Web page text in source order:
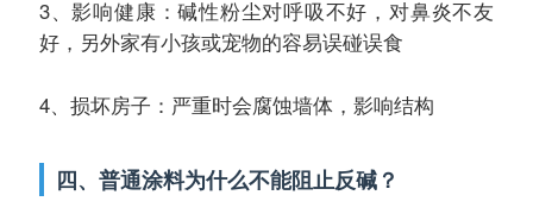
3、影响健康：碱性粉尘对呼吸不好，对鼻炎不友
好，另外家有小孩或宠物的容易误碰误食
4、损坏房子：严重时会腐蚀墙体，影响结构
四、普通涂料为什么不能阻止反碱？